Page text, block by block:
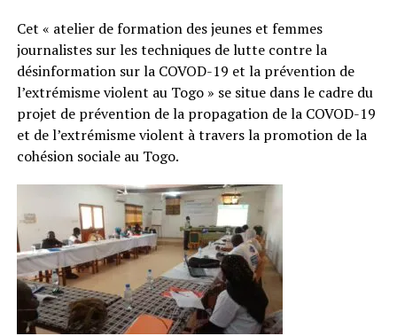
Cet « atelier de formation des jeunes et femmes
journalistes sur les techniques de lutte contre la
désinformation sur la COVOD-19 et la prévention de
l’extrémisme violent au Togo » se situe dans le cadre du
projet de prévention de la propagation de la COVOD-19
et de l’extrémisme violent à travers la promotion de la
cohésion sociale au Togo.